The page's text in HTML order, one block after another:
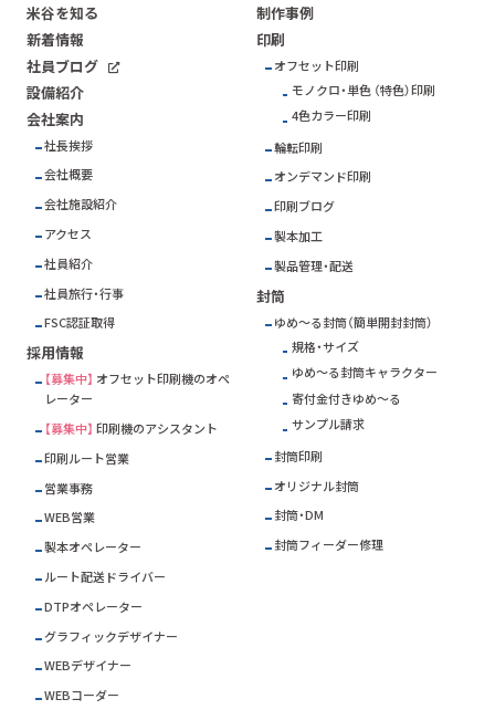
米谷を知る
新着情報
社員ブログ
設備紹介
会社案内
社長挨拶
会社概要
会社施設紹介
アクセス
社員紹介
社員旅行・行事
FSC認証取得
採用情報
【募集中】 オフセット印刷機のオペ
レーター
【募集中】 印刷機のアシスタント
印刷ルート営業
営業事務
WEB営業
製本オペレーター
ルート配送ドライバー
DTPオペレーター
グラフィックデザイナー
WEBデザイナー
WEBコーダー
制作事例
印刷
オフセット印刷
モノクロ・単色 （特色）印刷
4色カラー印刷
輪転印刷
オンデマンド印刷
印刷ブログ
製本加工
製品管理・配送
封筒
ゆめ～る封筒（簡単開封封筒）
規格・サイズ
ゆめ～る封筒キャラクター
寄付金付きゆめ～る
サンプル請求
封筒印刷
オリジナル封筒
封筒・DM
封筒フィーダー修理